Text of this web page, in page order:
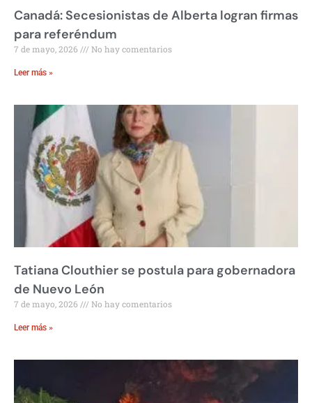
Canadá: Secesionistas de Alberta logran firmas
para referéndum
7 de mayo, 2026 No hay comentarios
Leer más »
Tatiana Clouthier se postula para gobernadora
de Nuevo León
7 de mayo, 2026 No hay comentarios
Leer más »